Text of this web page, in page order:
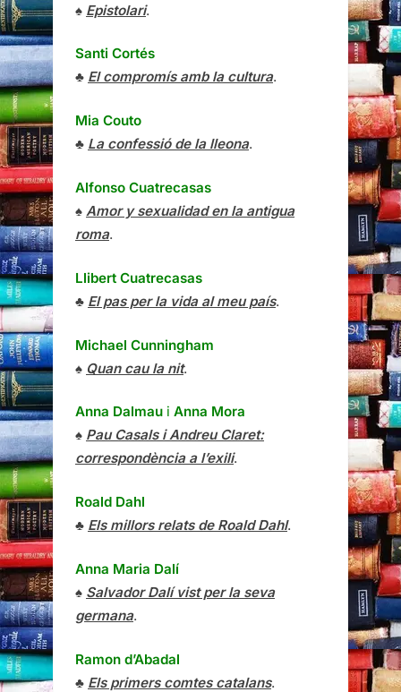
♠ Epistolari.
Santi Cortés
♣ El compromís amb la cultura.
Mia Couto
♣ La confessió de la lleona.
Alfonso Cuatrecasas
♠ Amor y sexualidad en la antigua
roma.
Llibert Cuatrecasas
♣ El pas per la vida al meu país.
Michael Cunningham
♠ Quan cau la nit.
Anna Dalmau i Anna Mora
♠ Pau Casals i Andreu Claret:
correspondència a l’exili.
Roald Dahl
♣ Els millors relats de Roald Dahl.
Anna Maria Dalí
♠ Salvador Dalí vist per la seva
germana.
Ramon d’Abadal
♣ Els primers comtes catalans.